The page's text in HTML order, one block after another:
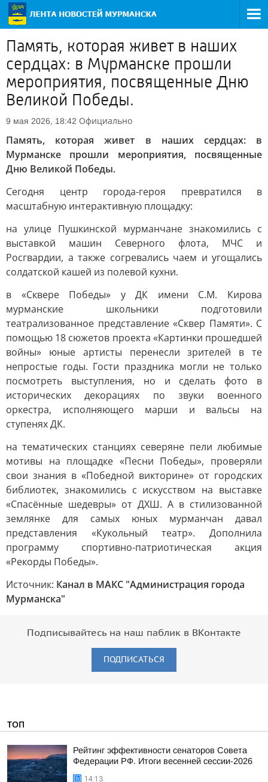
Память, которая живет в наших
сердцах: в Мурманске прошли
мероприятия, посвященные Дню
Великой Победы.
9 мая 2026, 18:42 Официально
Память, которая живет в наших сердцах: в
Мурманске прошли мероприятия, посвященные
Дню Великой Победы.
Сегодня центр города-героя превратился в
масштабную интерактивную площадку:
на улице Пушкинской мурманчане знакомились с
выставкой машин Северного флота, МЧС и
Росгвардии, а также согревались чаем и угощались
солдатской кашей из полевой кухни.
в «Сквере Победы» у ДК имени С.М. Кирова
мурманские школьники подготовили
театрализованное представление «Сквер Памяти». С
помощью 18 сюжетов проекта «Картинки прошедшей
войны» юные артисты перенесли зрителей в те
непростые годы. Гости праздника могли не только
посмотреть выступления, но и сделать фото в
исторических декорациях по звуки военного
оркестра, исполняющего марши и вальсы на
ступенях ДК.
на тематических станциях северяне пели любимые
мотивы на площадке «Песни Победы», проверяли
свои знания в «Победной викторине» от городских
библиотек, знакомились с искусством на выставке
«Спасённые шедевры» от ДХШ. А в стилизованной
землянке для самых юных мурманчан давал
представления «Кукольный театр». Дополнила
программу спортивно-патриотическая акция
«Рекорды Победы».
Источник: Канал в МАКС "Администрация города
Мурманска"
Подписывайтесь на наш паблик в ВКонтакте
ПОДПИСАТЬСЯ
ТОП
Рейтинг эффективности сенаторов Совета
Федерации РФ. Итоги весенней сессии-2026
14:13